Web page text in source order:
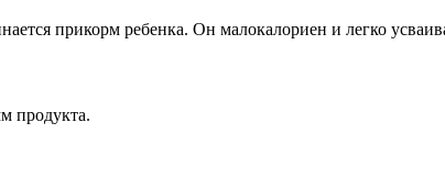
прикорм ребенка. Он малокалориен и легко
продукта.